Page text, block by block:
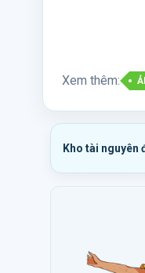
Xem thêm:
Kho tài nguyên